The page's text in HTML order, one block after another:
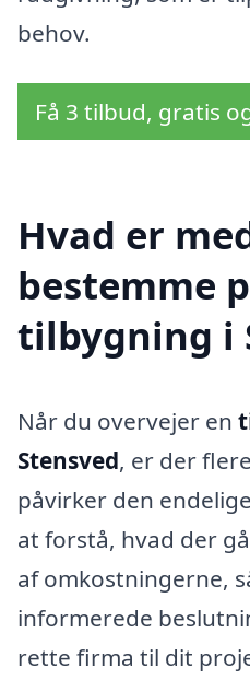
behov.
Få 3 tilbud, gratis
Hvad er
bestemme
tilbygning i
Når du overvejer en
Stensved, er der
påvirker den
at forstå, hvad der
af omkostningerne,
informerede
rette firma til dit